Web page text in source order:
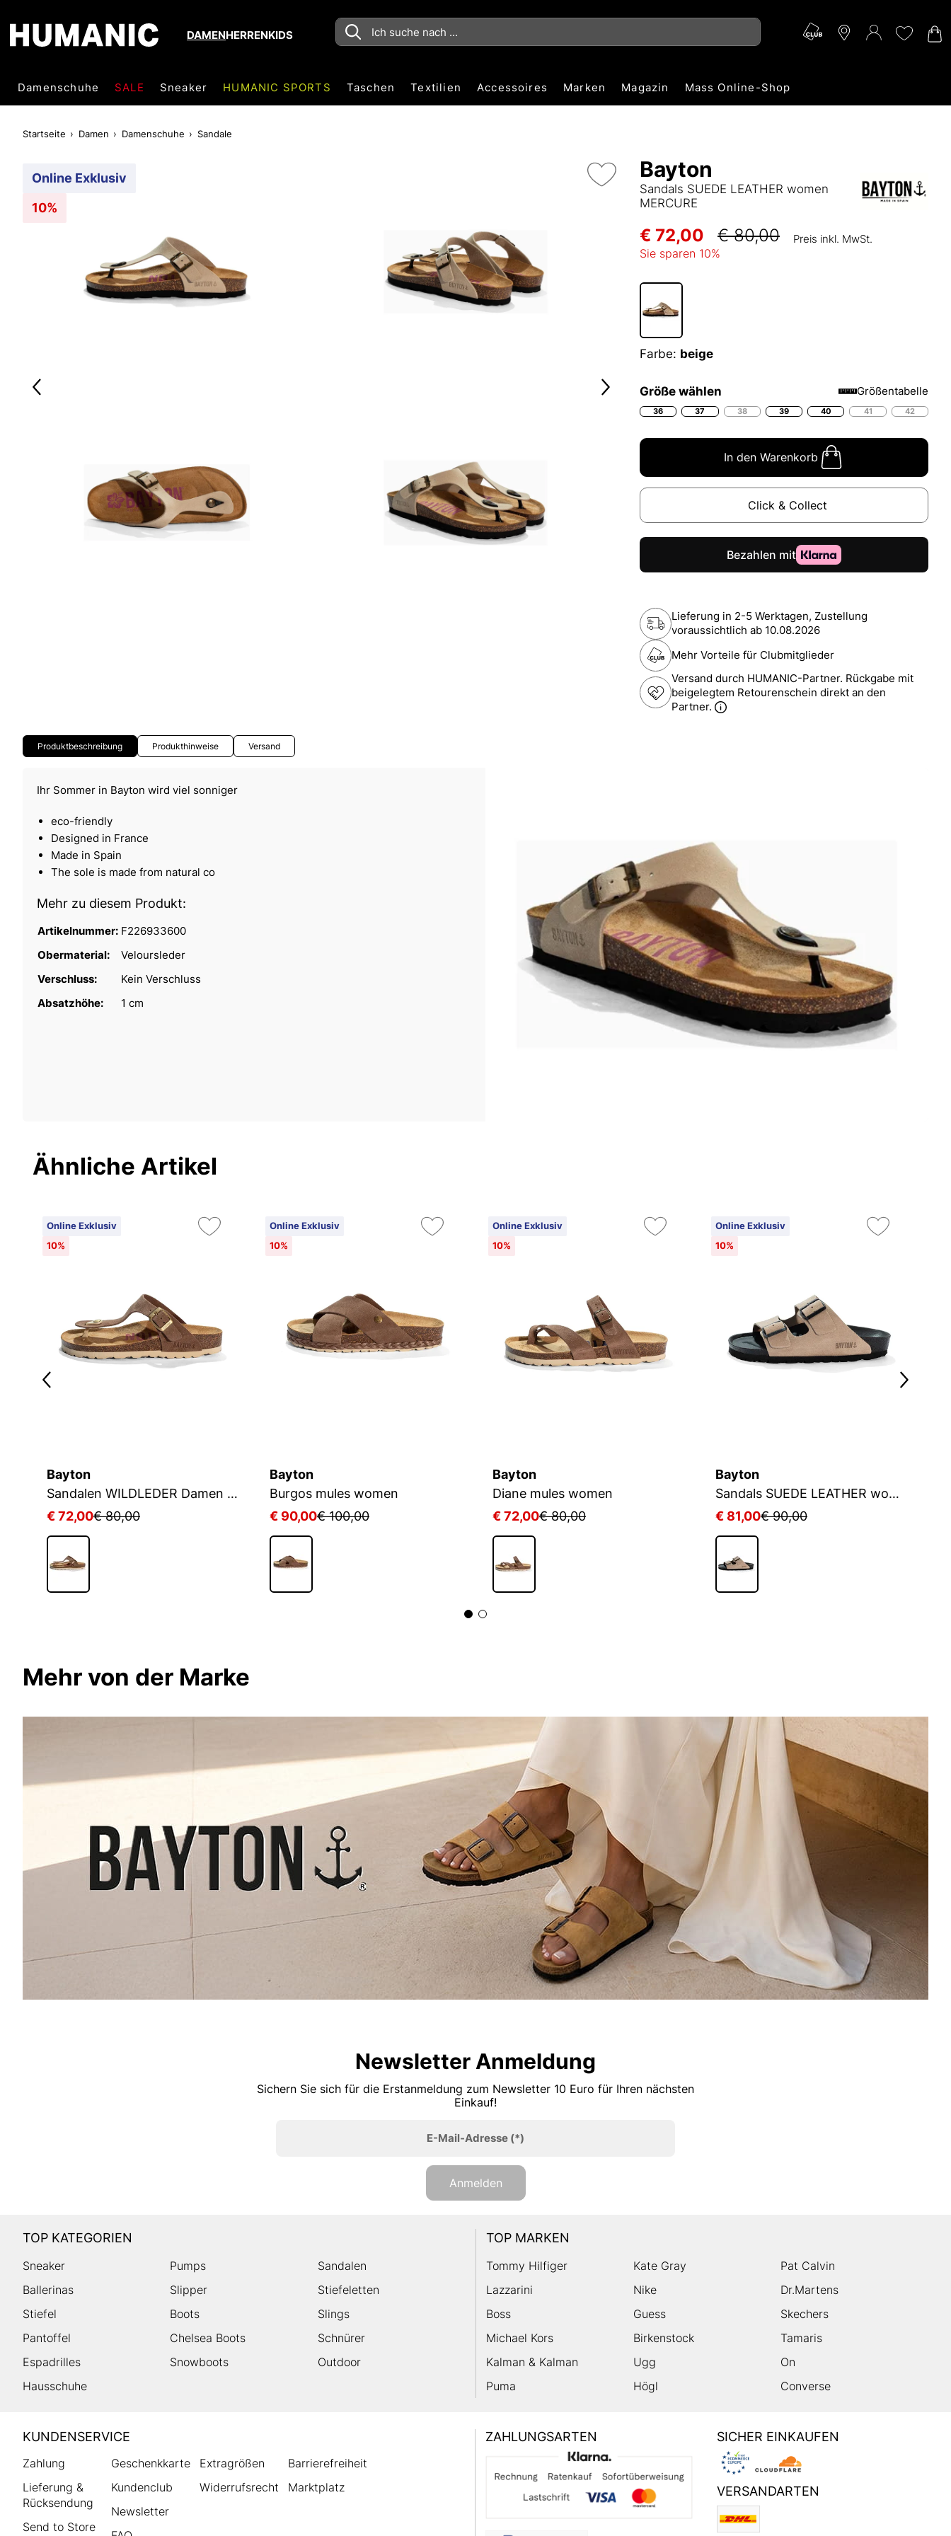
DAMENHERRENKIDS
Damenschuhe SALE Sneaker HUMANIC SPORTS Taschen Textilien Accessoires Marken Magazin Mass Online-Shop
Startseite Damen Damenschuhe Sandale
Online Exklusiv
10%
Bayton
Sandals SUEDE LEATHER women
MERCURE
€ 72,00 € 80,00 Preis inkl. MwSt.
Sie sparen 10%
Farbe: beige
Größe wählen Größentabelle
36 37 38 39 40 41 42
In den Warenkorb
Click & Collect
Lieferung in 2-5 Werktagen, Zustellung
voraussichtlich ab 10.08.2026
Mehr Vorteile für Clubmitglieder
Versand durch HUMANIC-Partner. Rückgabe mit
beigelegtem Retourenschein direkt an den
Partner.
Produktbeschreibung Produkthinweise Versand
Ihr Sommer in Bayton wird viel sonniger
eco-friendly
Designed in France
Made in Spain
The sole is made from natural co
Mehr zu diesem Produkt:
Artikelnummer: F226933600
Obermaterial:
Veloursleder
Verschluss:
Kein Verschluss
Absatzhöhe:
1 cm
Ähnliche Artikel
Online Exklusiv
10%
Bayton
Sandalen WILDLEDER Damen MERCURE
€ 72,00€ 80,00
Online Exklusiv
10%
Bayton
Burgos mules women
€ 90,00€ 100,00
Online Exklusiv
10%
Bayton
Diane mules women
€ 72,00€ 80,00
Online Exklusiv
10%
Bayton
Sandals SUEDE LEATHER women ATLAS
€ 81,00€ 90,00
Mehr von der Marke
Newsletter Anmeldung
Sichern Sie sich für die Erstanmeldung zum Newsletter 10 Euro für Ihren nächsten
Einkauf!
E-Mail-Adresse(*)
Anmelden
TOP KATEGORIEN
Sneaker Pumps
Sandalen
Ballerinas
Slipper
Stiefeletten
Stiefel
Boots
Slings
Pantoffel
Chelsea Boots
Schnürer
Espadrilles
Snowboots
Outdoor
Hausschuhe
TOP MARKEN
Tommy Hilfiger Kate Gray
Pat Calvin
Lazzarini
Nike
Dr.Martens
Boss
Guess
Skechers
Michael Kors
Birkenstock
Tamaris
Kalman & Kalman
Ugg
On
Puma
Högl Converse
HUMANIC
Footer
KUNDENSERVICE
Zahlung
Lieferung &
Rücksendung
Send to Store
Geschenkkarte
Kundenclub
Newsletter
Extragrößen
Widerrufsrecht
Barrierefreiheit
Marktplatz
ZAHLUNGSARTEN SICHER EINKAUFEN
VERSANDARTEN